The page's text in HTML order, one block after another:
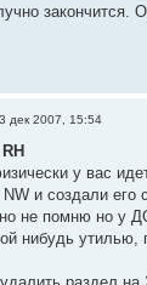
закончится.
дек 2007, 15:54
у вас
и создали его
не помню но у
нибудь